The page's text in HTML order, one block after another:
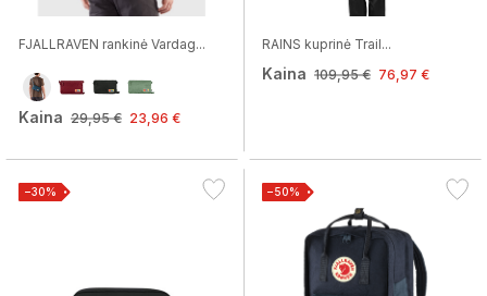
FJALLRAVEN rankinė Vardag...
Kaina 29,95 € 23,96 €
RAINS kuprinė Trail...
Kaina 109,95 € 76,97 €
−30% −50%